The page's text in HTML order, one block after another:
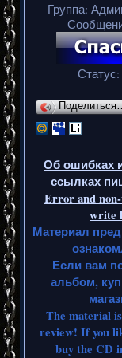
Группа:
Статус:
Об ошибках
ссылках
Error and
write
Материал
Если вам
альбом,
The material
review! If you
buy the CD